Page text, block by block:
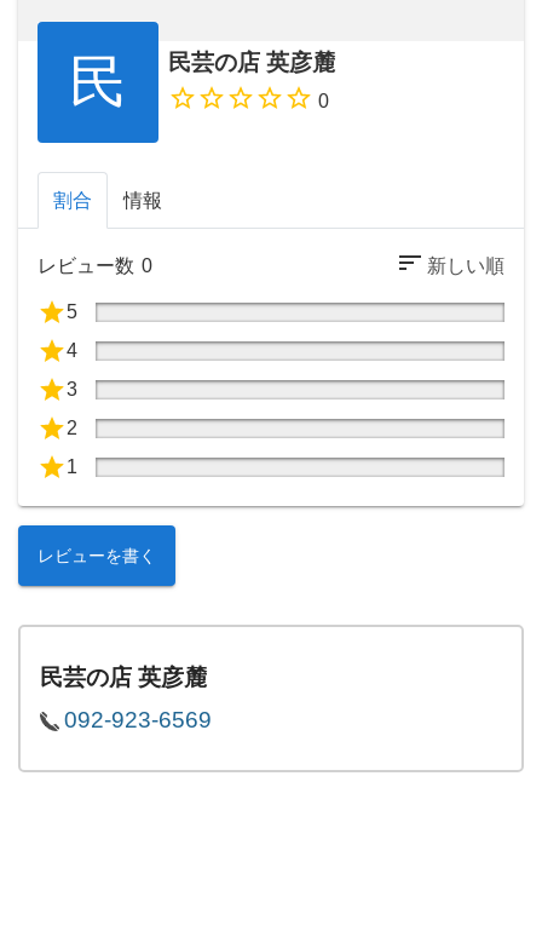
民芸の店 英彦麓
0
割合 情報
レビュー数 0
5
4
3
2
1
レビューを書く
民芸の店 英彦麓
092-923-6569